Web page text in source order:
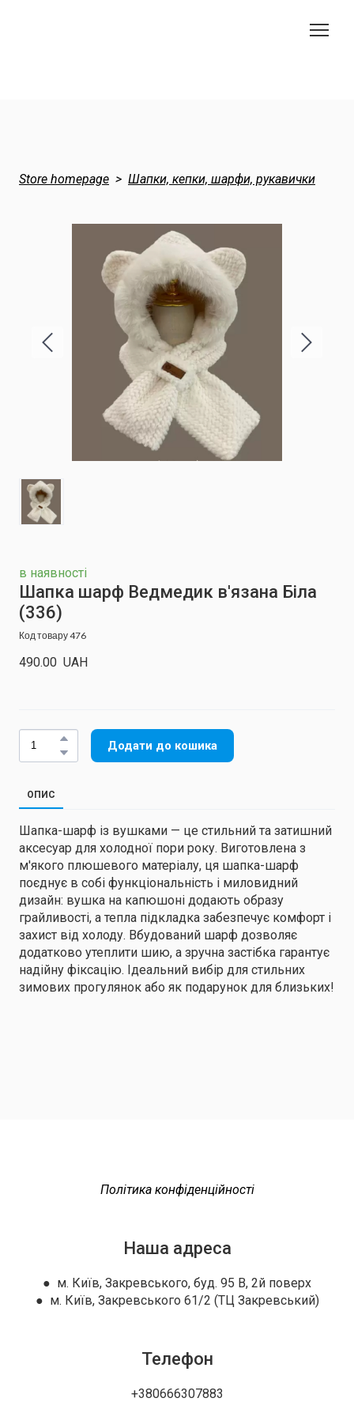
Store homepage Шапки, кепки, шарфи, рукавички
в наявності
Шапка шарф Ведмедик в'язана Біла
(336)
Код товару 476
490.00  UAH
Додати до кошика
ОПИС
Шапка-шарф із вушками — це стильний та затишний
аксесуар для холодної пори року. Виготовлена з
м'якого плюшевого матеріалу, ця шапка-шарф
поєднує в собі функціональність і миловидний
дизайн: вушка на капюшоні додають образу
грайливості, а тепла підкладка забезпечує комфорт і
захист від холоду. Вбудований шарф дозволяє
додатково утеплити шию, а зручна застібка гарантує
надійну фіксацію. Ідеальний вибір для стильних
зимових прогулянок або як подарунок для близьких!
Політика конфіденційності
Наша адреса
● м. Київ, Закревського, буд. 95 В, 2й поверх
● м. Київ, Закревського 61/2 (ТЦ Закревський)
Телефон
+380666307883